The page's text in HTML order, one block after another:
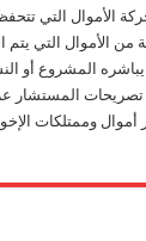
الأموال التي
من الأموال التي يتم
المشروع أو
تصريحات المستشار
أموال وممتلكات